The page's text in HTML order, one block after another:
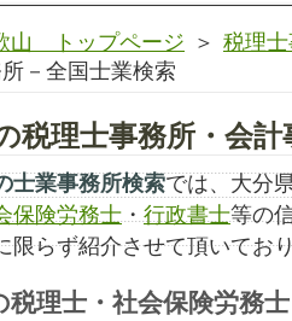
山 トップページ ＞ 税理
－全国士業検索
税理士事務所・会
士業事務所検索では、大分
保険労務士 ・ 行政書士等の
限らず紹介させて頂いてお
税理士・社会保険労務